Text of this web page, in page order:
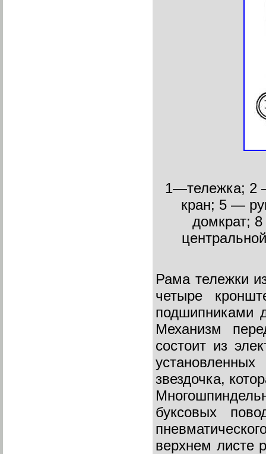
1—тележка; 2
кран; 5 —
домкрат;
Рама тележки
четыре
подшипниками
Механизм
состоит из
звездочка,
буксовых
верхнем листе